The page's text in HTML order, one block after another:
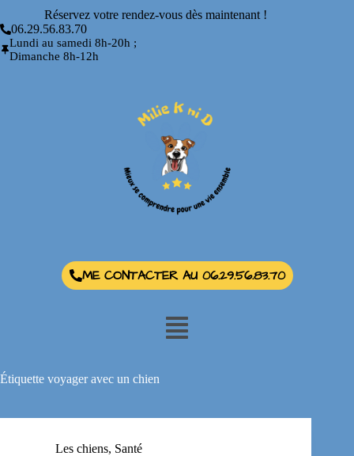
Réservez votre rendez-vous dès maintenant !
06.29.56.83.70
Lundi au samedi 8h-20h ;
Dimanche 8h-12h
ME CONTACTER AU 06.29.56.83.70
Étiquette voyager avec un chien
Les chiens, Santé